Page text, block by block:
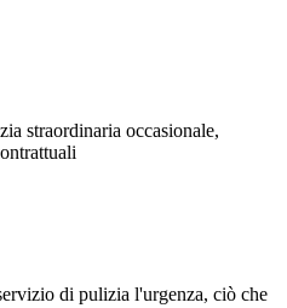
straordinaria occasionale,
di pulizia l'urgenza, ciò che